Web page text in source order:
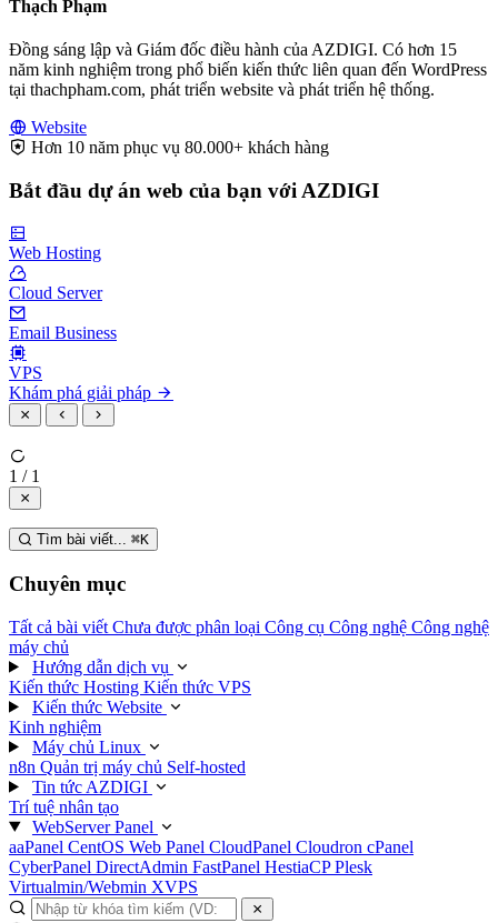
Thạch Phạm
Đồng sáng lập và Giám đốc điều hành của AZDIGI. Có hơn 15
năm kinh nghiệm trong phổ biến kiến thức liên quan đến WordPress
tại thachpham.com, phát triển website và phát triển hệ thống.
Website
Hơn 10 năm phục vụ 80.000+ khách hàng
Bắt đầu dự án web của bạn với AZDIGI
Web Hosting
Cloud Server
Email Business
VPS
Khám phá giải pháp
1 / 1
Tìm bài viết... ⌘K
Chuyên mục
Tất cả bài viết Chưa được phân loại Công cụ Công nghệ Công nghệ
máy chủ
Hướng dẫn dịch vụ
Kiến thức Hosting Kiến thức VPS
Kiến thức Website
Kinh nghiệm
Máy chủ Linux
n8n Quản trị máy chủ Self-hosted
Tin tức AZDIGI
Trí tuệ nhân tạo
WebServer Panel
aaPanel CentOS Web Panel CloudPanel Cloudron cPanel
CyberPanel DirectAdmin FastPanel HestiaCPPlesk
Virtualmin/Webmin XVPS